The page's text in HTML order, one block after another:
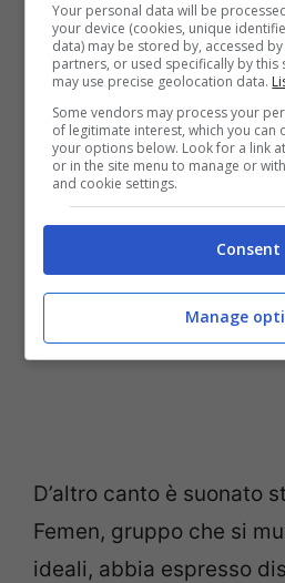
giorni è estremamente
sarebbe la prima volta
fare il bene del Paese, il
con la persona sbagliata.
D’altro canto è suonato
Femen, gruppo che si
ideali, abbia espresso
Your personal data will be
your device (cookies, unique
data) may be stored by, accessed
partners, or used specifically by this
may use precise geolocation data.
Some vendors may process your
of legitimate interest, which you can
your options below. Look for a link
or in the site menu to manage or
and cookie settings.
Consent
Manage